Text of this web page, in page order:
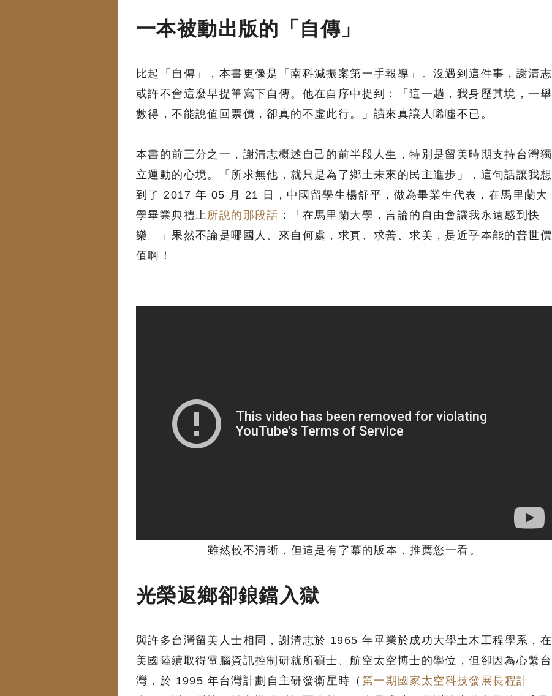
一本被動出版的「自傳」
比起「自傳」，本書更像是「南科減振案第一手報導」。沒遇到這件事，謝清志
或許不會這麼早提筆寫下自傳。他在自序中提到：「這一趟，我身歷其境，一舉
數得，不能說值回票價，卻真的不虛此行。」讀來真讓人唏噓不已。
本書的前三分之一，謝清志概述自己的前半段人生，特別是留美時期支持台灣獨
立運動的心境。「所求無他，就只是為了鄉土未來的民主進步」，這句話讓我想
到了 2017 年 05 月 21 日，中國留學生楊舒平，做為畢業生代表，在馬里蘭大
學畢業典禮上 所說的那段話 ：「在馬里蘭大學，言論的自由會讓我永遠感到快
樂。」果然不論是哪國人、來自何處，求真、求善、求美，是近乎本能的普世價
值啊！
雖然較不清晰，但這是有字幕的版本，推薦您一看。
光榮返鄉卻鋃鐺入獄
與許多台灣留美人士相同，謝清志於 1965 年畢業於成功大學土木工程學系，在
美國陸續取得電腦資訊控制研就所碩士、航空太空博士的學位，但卻因為心繫台
灣，於 1995 年台灣計劃自主研發衛星時（ 第一期國家太空科技發展長程計